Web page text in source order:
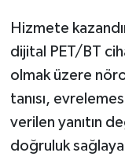
Hizmete
dijital PET/BT
olmak üzere
tanısı,
verilen yanıtın
doğruluk